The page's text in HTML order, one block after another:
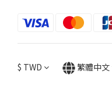
$ TWD 繁體中文